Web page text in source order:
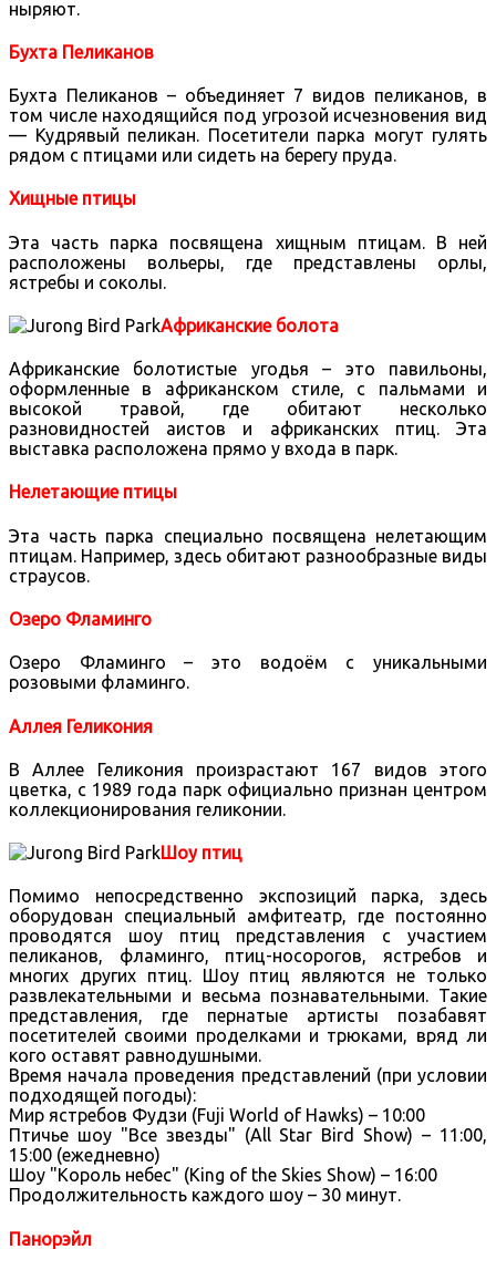
ныряют.
Бухта Пеликанов
Бухта Пеликанов – объединяет 7 видов пеликанов, в
том числе находящийся под угрозой исчезновения вид
— Кудрявый пеликан. Посетители парка могут гулять
рядом с птицами или сидеть на берегу пруда.
Хищные птицы
Эта часть парка посвящена хищным птицам. В ней
расположены вольеры, где представлены орлы,
ястребы и соколы.
Африканские болота
Африканские болотистые угодья – это павильоны,
оформленные в африканском стиле, с пальмами и
высокой травой, где обитают несколько
разновидностей аистов и африканских птиц. Эта
выставка расположена прямо у входа в парк.
Нелетающие птицы
Эта часть парка специально посвящена нелетающим
птицам. Например, здесь обитают разнообразные виды
страусов.
Озеро Фламинго
Озеро Фламинго – это водоём с уникальными
розовыми фламинго.
Аллея Геликония
В Аллее Геликония произрастают 167 видов этого
цветка, с 1989 года парк официально признан центром
коллекционирования геликонии.
Шоу птиц
Помимо непосредственно экспозиций парка, здесь
оборудован специальный амфитеатр, где постоянно
проводятся шоу птиц представления с участием
пеликанов, фламинго, птиц-носорогов, ястребов и
многих других птиц. Шоу птиц являются не только
развлекательными и весьма познавательными. Такие
представления, где пернатые артисты позабавят
посетителей своими проделками и трюками, вряд ли
кого оставят равнодушными.
Время начала проведения представлений (при условии
подходящей погоды):
Мир ястребов Фудзи (Fuji World of Hawks) – 10:00
Птичье шоу "Все звезды" (All Star Bird Show) – 11:00,
15:00 (ежедневно)
Шоу "Король небес" (King of the Skies Show) – 16:00
Продолжительность каждого шоу – 30 минут.
Панорэйл